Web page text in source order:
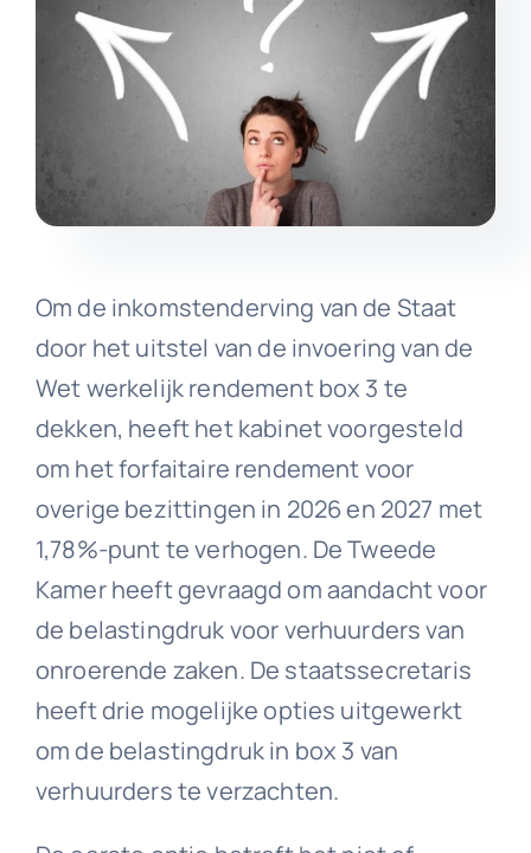
Om de inkomstenderving van de Staat
door het uitstel van de invoering van de
Wet werkelijk rendement box 3 te
dekken, heeft het kabinet voorgesteld
om het forfaitaire rendement voor
overige bezittingen in 2026 en 2027 met
1,78%-punt te verhogen. De Tweede
Kamer heeft gevraagd om aandacht voor
de belastingdruk voor verhuurders van
onroerende zaken. De staatssecretaris
heeft drie mogelijke opties uitgewerkt
om de belastingdruk in box 3 van
verhuurders te verzachten.